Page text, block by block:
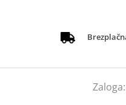
Zaloga: